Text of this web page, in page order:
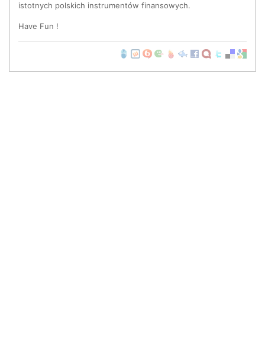
    my $quoter = shift;
    my @stocks = @_;
    my (%info,@ndohlcv,$success);
        my $ua = $quoter->user_agent();
istotnych polskich instrumentów finansowych.
Have Fun !